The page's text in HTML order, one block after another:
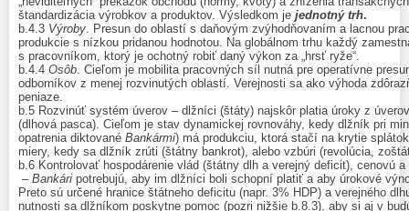
štandardizácia výrobkov a produktov. Výsledkom je jednotný trh.
b.4.3 Výroby . Presun do oblastí s daňovým zvýhodňovaním a lacnou
produkcie s nízkou pridanou hodnotou. Na globálnom trhu každý
s pracovníkom, ktorý je ochotný robiť daný výkon za „hrsť ryže“.
b.4.4 Osôb . Cieľom je mobilita pracovných síl nutná pre operatívne
odborníkov z menej rozvinutých oblastí. Verejnosti sa ako výhoda
peniaze.
b.5 Rozvinúť systém úverov – dlžníci (štáty) najskôr platia úroky z
(dlhová pasca). Cieľom je stav dynamickej rovnováhy, kedy dlžník pri
opatrenia diktované Bankármi) má produkciu, ktorá stačí na krytie
miery, kedy sa dlžník zrúti (štátny bankrot), alebo vzbúri (revolúcia,
b.6 Kontrolovať hospodárenie vlád (štátny dlh a verejný deficit), cenovú
– Bankári potrebujú, aby im dlžníci boli schopní platiť a aby úrokové
Preto sú určené hranice štátneho deficitu (napr. 3% HDP) a verejného
nutnosti sa dlžníkom poskytne pomoc (pozri nižšie b.8.3), aby si aj v